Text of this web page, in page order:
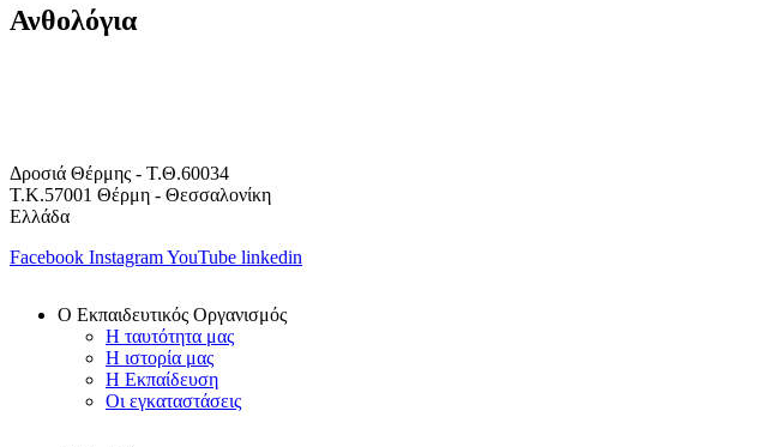
Ανθολόγια
Δροσιά Θέρμης - Τ.Θ.60034
Τ.Κ.57001 Θέρμη - Θεσσαλονίκη
Ελλάδα
Facebook InstagramYouTube linkedin
Ο Εκπαιδευτικός Οργανισμός
Η ταυτότητα μας
Η ιστορία μας
Η Εκπαίδευση
Οι εγκαταστάσεις